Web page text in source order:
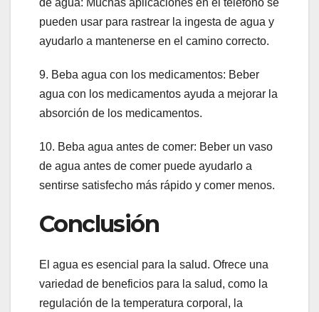
de agua: Muchas aplicaciones en el teléfono se
pueden usar para rastrear la ingesta de agua y
ayudarlo a mantenerse en el camino correcto.
9. Beba agua con los medicamentos: Beber
agua con los medicamentos ayuda a mejorar la
absorción de los medicamentos.
10. Beba agua antes de comer: Beber un vaso
de agua antes de comer puede ayudarlo a
sentirse satisfecho más rápido y comer menos.
Conclusión
El agua es esencial para la salud. Ofrece una
variedad de beneficios para la salud, como la
regulación de la temperatura corporal, la